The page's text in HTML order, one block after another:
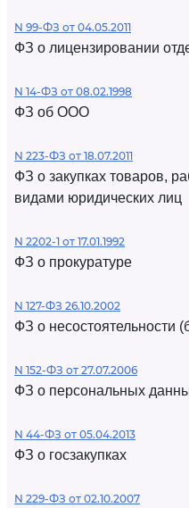
N 99-ФЗ от 04.05.2011
ФЗ о лицензировании
N 14-ФЗ от 08.02.1998
ФЗ об ООО
N 223-ФЗ от 18.07.2011
ФЗ о закупках товаров,
видами юридических лиц
N 2202-1 от 17.01.1992
ФЗ о прокуратуре
N 127-ФЗ 26.10.2002
ФЗ о несостоятельности
N 152-ФЗ от 27.07.2006
ФЗ о персональных
N 44-ФЗ от 05.04.2013
ФЗ о госзакупках
N 229-ФЗ от 02.10.2007